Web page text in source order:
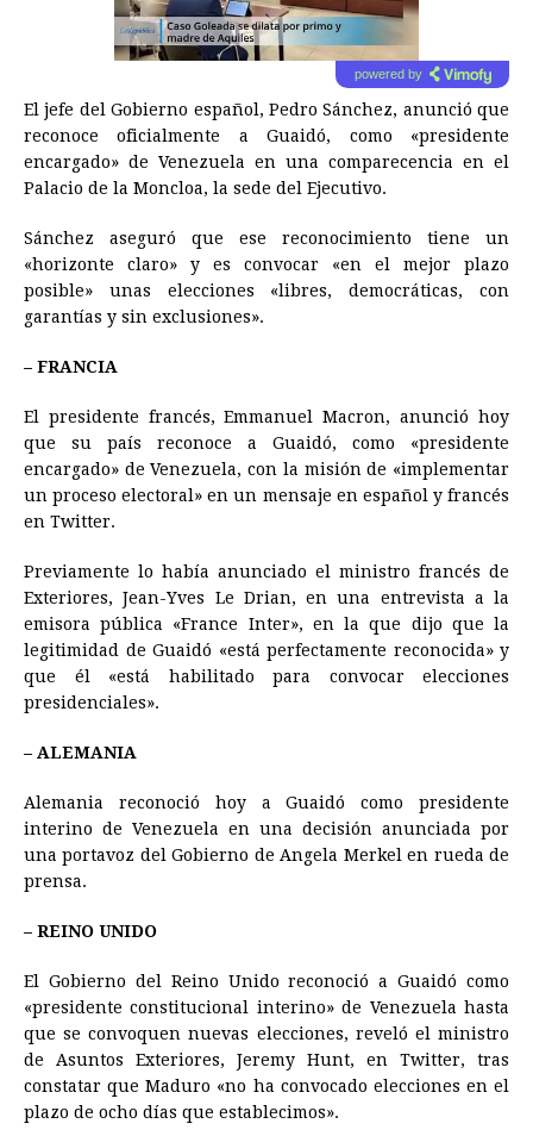
powered by
El jefe del Gobierno español, Pedro Sánchez, anunció que
reconoce oficialmente a Guaidó, como «presidente
encargado» de Venezuela en una comparecencia en el
Palacio de la Moncloa, la sede del Ejecutivo.
Sánchez aseguró que ese reconocimiento tiene un
«horizonte claro» y es convocar «en el mejor plazo
posible» unas elecciones «libres, democráticas, con
garantías y sin exclusiones».
– FRANCIA
El presidente francés, Emmanuel Macron, anunció hoy
que su país reconoce a Guaidó, como «presidente
encargado» de Venezuela, con la misión de «implementar
un proceso electoral» en un mensaje en español y francés
en Twitter.
Previamente lo había anunciado el ministro francés de
Exteriores, Jean-Yves Le Drian, en una entrevista a la
emisora pública «France Inter», en la que dijo que la
legitimidad de Guaidó «está perfectamente reconocida» y
que él «está habilitado para convocar elecciones
presidenciales».
– ALEMANIA
Alemania reconoció hoy a Guaidó como presidente
interino de Venezuela en una decisión anunciada por
una portavoz del Gobierno de Angela Merkel en rueda de
prensa.
– REINO UNIDO
El Gobierno del Reino Unido reconoció a Guaidó como
«presidente constitucional interino» de Venezuela hasta
que se convoquen nuevas elecciones, reveló el ministro
de Asuntos Exteriores, Jeremy Hunt, en Twitter, tras
constatar que Maduro «no ha convocado elecciones en el
plazo de ocho días que establecimos».